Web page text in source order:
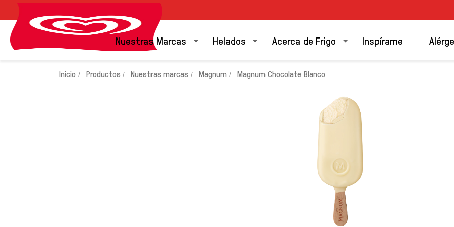
Nuestras Marcas Helados Acerca de Frigo Inspírame
Inicio Productos Nuestras marcas Magnum Magnum Chocolate Blanco